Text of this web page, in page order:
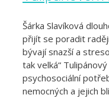
Šárka Slavíková
přijít se poradit
bývají snazší a
tak velká“
psychosociální
nemocných a jejich